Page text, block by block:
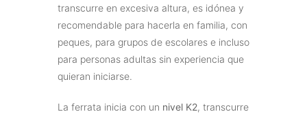
transcurre en excesiva altura, es idónea y
recomendable para hacerla en familia, con
peques, para grupos de escolares e incluso
para personas adultas sin experiencia que
quieran iniciarse.
La ferrata inicia con un nivel K2, transcurre